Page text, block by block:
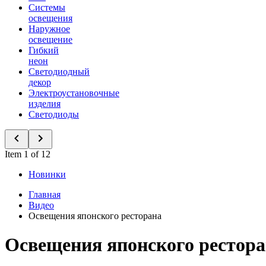
Системы
освещения
Наружное
освещение
Гибкий
неон
Светодиодный
декор
Электроустановочные
изделия
Светодиоды
Item 1 of 12
Новинки
Главная
Видео
Освещения японского ресторана
Освещения японского